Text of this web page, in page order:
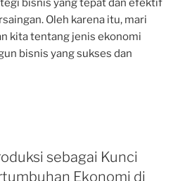
bisnis yang tepat dan efektif
Oleh karena itu, mari
kita tentang jenis ekonomi
bisnis yang sukses dan
sebagai Kunci
Ekonomi di